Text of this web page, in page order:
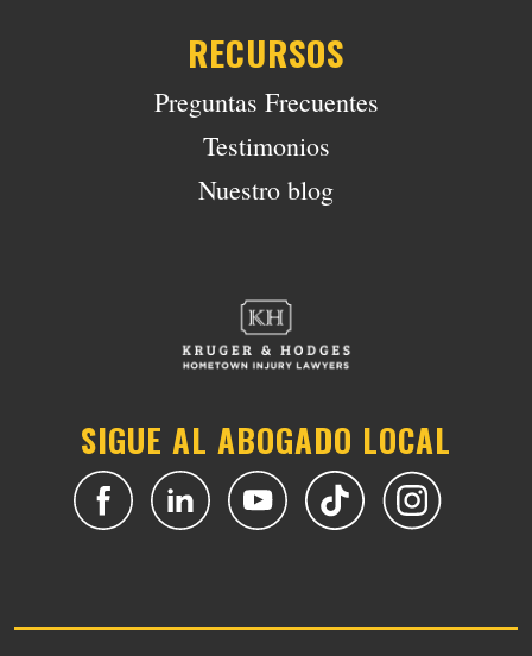
RECURSOS
Preguntas Frecuentes
Testimonios
Nuestro blog
SIGUE AL ABOGADO LOCAL